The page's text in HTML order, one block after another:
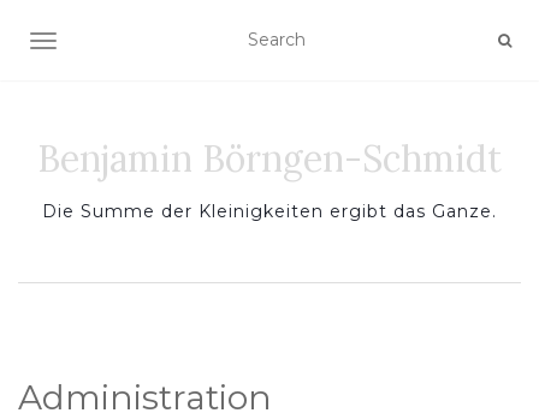
TOGGLE NAVIGATION
Benjamin Börngen-Schmidt
Die Summe der Kleinigkeiten ergibt das Ganze.
Administration